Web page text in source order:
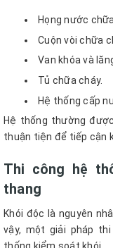
Họng nước
Cuộn vòi chữa
Van khóa và
Tủ chữa cháy.
Hệ thống cấp
Hệ thống thường
thuận tiện để tiếp cận
Thi công hệ
thang
Khói độc là nguyên
vậy, một giải pháp